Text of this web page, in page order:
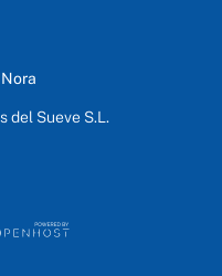
Nora
del Sueve S.L.